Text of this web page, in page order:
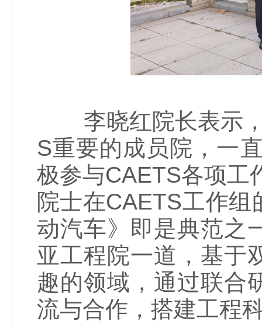
李晓红院长表示，
S重要的成员院，一
极参与CAETS各项工
院士在CAETS工作
动汽车》即是典范之
亚工程院一道，基于
趣的领域，通过联合
流与合作，搭建工程